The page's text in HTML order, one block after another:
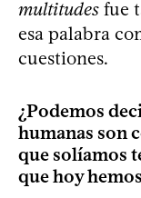
multitudes fue
esa palabra
cuestiones.
¿Podemos
humanas son
que solíamos
que hoy